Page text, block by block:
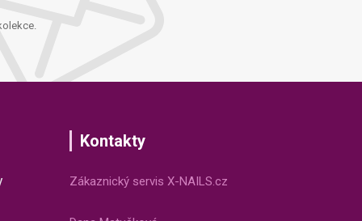
Kontakty
Zákaznický servis X-NAILS.cz